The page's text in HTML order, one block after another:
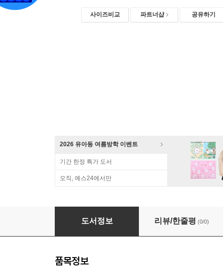
사이즈비교 파트너샵 공유하기
2026 유아동 여름방학 이벤트
기간 한정 특가 도서
오직, 예스24에서만
오늘은 보물찾기
도서정보 리뷰/한줄평 (0/0)
품목정보